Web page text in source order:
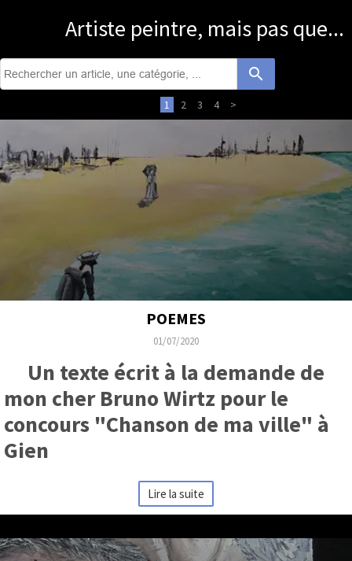
Artiste peintre, mais pas que...
search
1 2 3 4 >
POEMES
01/07/2020
Un texte écrit à la demande de
mon cher Bruno Wirtz pour le
concours "Chanson de ma ville" à
Gien
Lire la suite